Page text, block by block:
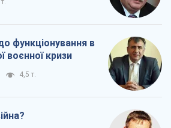
функціонування в
воєнної кризи
4,5 т.